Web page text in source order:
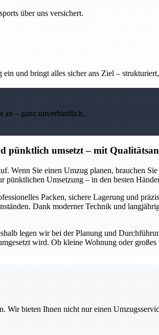
über uns versichert.
und bringt alles sicher ans Ziel –
an – ganz unverbindlich.
pünktlich umsetzt – mit
Wenn Sie einen Umzug planen, brauchen
pünktlichen Umsetzung – in den besten
Packen, sichere Lagerung und
Dank moderner Technik und
legen wir bei der Planung und
wird. Ob kleine Wohnung oder
Wir bieten Ihnen nicht nur einen